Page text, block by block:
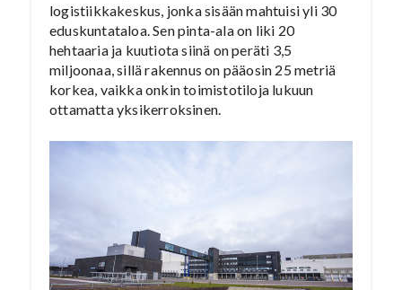
logistiikkakeskus, jonka sisään mahtuisi yli 30
eduskuntataloa. Sen pinta-ala on liki 20
hehtaaria ja kuutiota siinä on peräti 3,5
miljoonaa, sillä rakennus on pääosin 25 metriä
korkea, vaikka onkin toimistotiloja lukuun
ottamatta yksikerroksinen.